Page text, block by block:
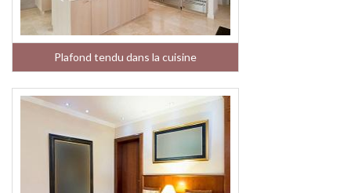
Plafond tendu dans la cuisine